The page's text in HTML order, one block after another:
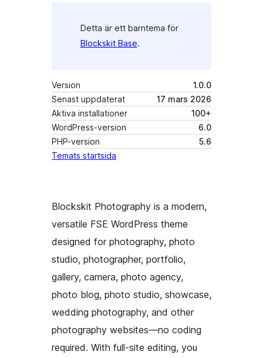
Detta är ett barntema för
Blockskit Base.
Version
1.0.0
Senast uppdaterat
17 mars 2026
Aktiva installationer
100+
WordPress-version
6.0
PHP-version
5.6
Temats startsida
Blockskit Photography is a modern,
versatile FSE WordPress theme
designed for photography, photo
studio, photographer, portfolio,
gallery, camera, photo agency,
photo blog, photo studio, showcase,
wedding photography, and other
photography websites—no coding
required. With full-site editing, you